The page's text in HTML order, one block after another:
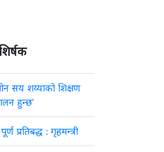
सय शय्याको शिक्षण
हुन्छ’
प्रतिबद्ध : गृहमन्त्री